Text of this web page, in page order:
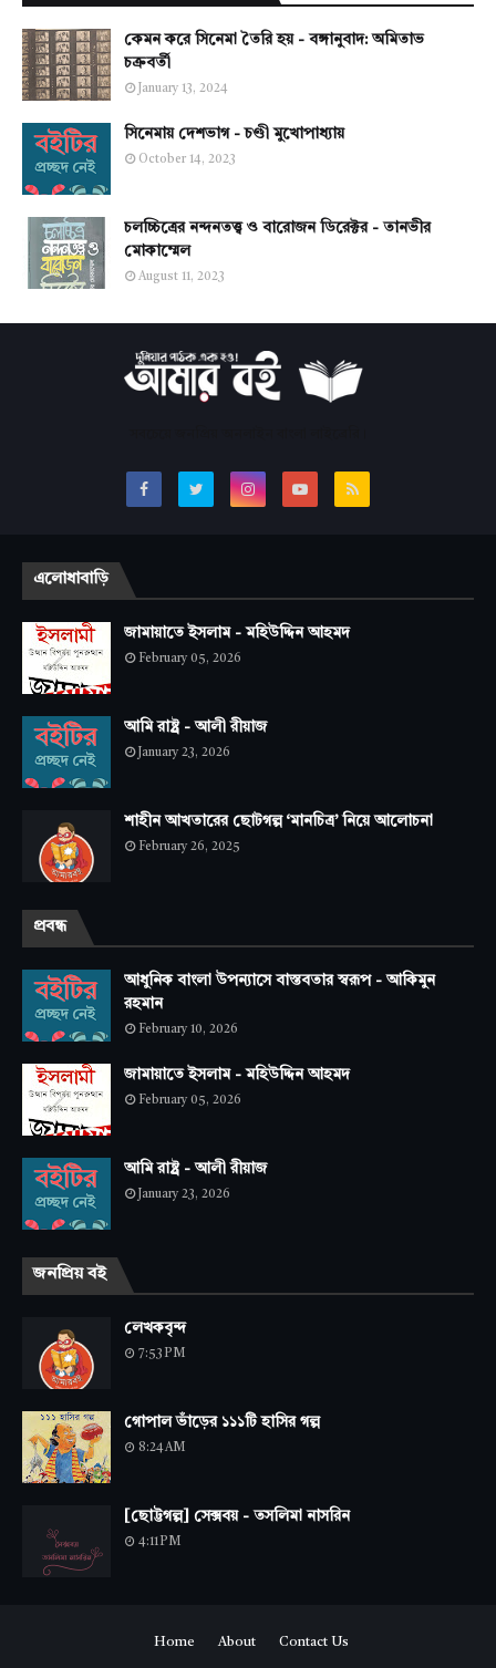
কেমন করে সিনেমা তৈরি হয় - বঙ্গানুবাদ: অমিতাভ
চক্রবর্তী
January 13, 2024
সিনেমায় দেশভাগ - চণ্ডী মুখোপাধ্যায়
October 14, 2023
চলচ্চিত্রের নন্দনতত্ত্ব ও বারোজন ডিরেক্টর - তানভীর
মোকাম্মেল
August 11, 2023
এলোধাবাড়ি
জামায়াতে ইসলাম - মহিউদ্দিন আহমদ
February 05, 2026
আমি রাষ্ট্র - আলী রীয়াজ
January 23, 2026
শাহীন আখতারের ছোটগল্প ‘মানচিত্র’ নিয়ে আলোচনা
February 26, 2025
প্রবন্ধ
আধুনিক বাংলা উপন্যাসে বাস্তবতার স্বরূপ - আকিমুন
রহমান
February 10, 2026
জামায়াতে ইসলাম - মহিউদ্দিন আহমদ
February 05, 2026
আমি রাষ্ট্র - আলী রীয়াজ
January 23, 2026
জনপ্রিয় বই
লেখকবৃন্দ
7:53 PM
গোপাল ভাঁড়ের ১১১টি হাসির গল্প
8:24 AM
[ছোট্টগল্প] সেক্সবয় - তসলিমা নাসরিন
4:11 PM
Home About Contact Us